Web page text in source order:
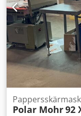
Polar Mohr92